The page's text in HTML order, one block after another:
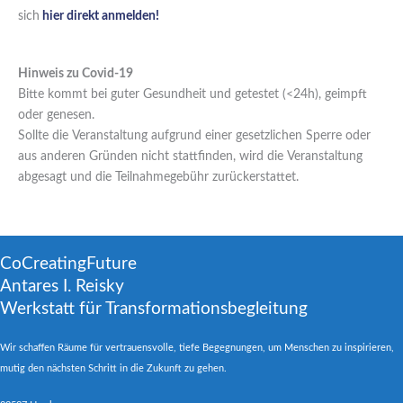
sich hier direkt anmelden!
Hinweis zu Covid-19
Bitte kommt bei guter Gesundheit und getestet (<24h), geimpft
oder genesen.
Sollte die Veranstaltung aufgrund einer gesetzlichen Sperre oder
aus anderen Gründen nicht stattfinden, wird die Veranstaltung
abgesagt und die Teilnahmegebühr zurückerstattet.
CoCreatingFuture
Antares I. Reisky
Werkstatt für Transformationsbegleitung
Wir schaffen Räume für vertrauensvolle, tiefe Begegnungen, um Menschen zu inspirieren,
mutig den nächsten Schritt in die Zukunft zu gehen.